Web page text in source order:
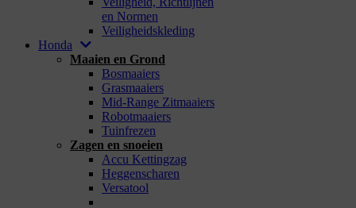
en Normen
Veiligheidskleding
Honda
Maaien en Grond
Bosmaaiers
Grasmaaiers
Mid-Range Zitmaaiers
Robotmaaiers
Tuinfrezen
Zagen en snoeien
Accu Kettingzag
Heggenscharen
Versatool